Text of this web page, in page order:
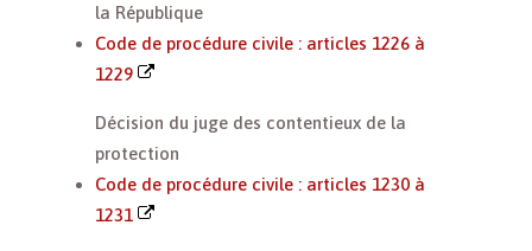
la République
Code de procédure civile : articles 1226 à
1229
Décision du juge des contentieux de la
protection
Code de procédure civile : articles 1230 à
1231